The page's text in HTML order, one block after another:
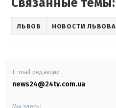
Связанные темы:
ЛЬВОВ НОВОСТИ ЛЬВОВА
E-mail редакции
news24@24tv.com.ua
Мы здесь: